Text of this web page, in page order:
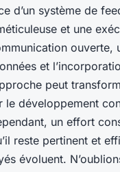
d’un système de
et une
ouverte,
et
peut
développement
un effort
reste pertinent et
évoluent.